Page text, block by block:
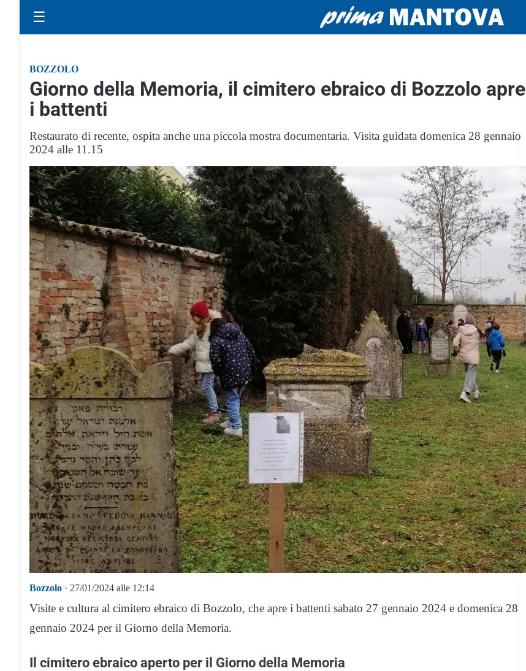
☰
BOZZOLO
Giorno della Memoria, il cimitero ebraico di Bozzolo apre
i battenti
Restaurato di recente, ospita anche una piccola mostra documentaria. Visita guidata domenica 28 gennaio
2024 alle 11.15
Bozzolo · 27/01/2024 alle 12:14
Visite e cultura al cimitero ebraico di Bozzolo, che apre i battenti sabato 27 gennaio 2024 e domenica 28
gennaio 2024 per il Giorno della Memoria.
Il cimitero ebraico aperto per il Giorno della Memoria